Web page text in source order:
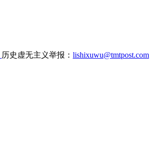
历史虚无主义举报： lishixuwu@tmtpost.com